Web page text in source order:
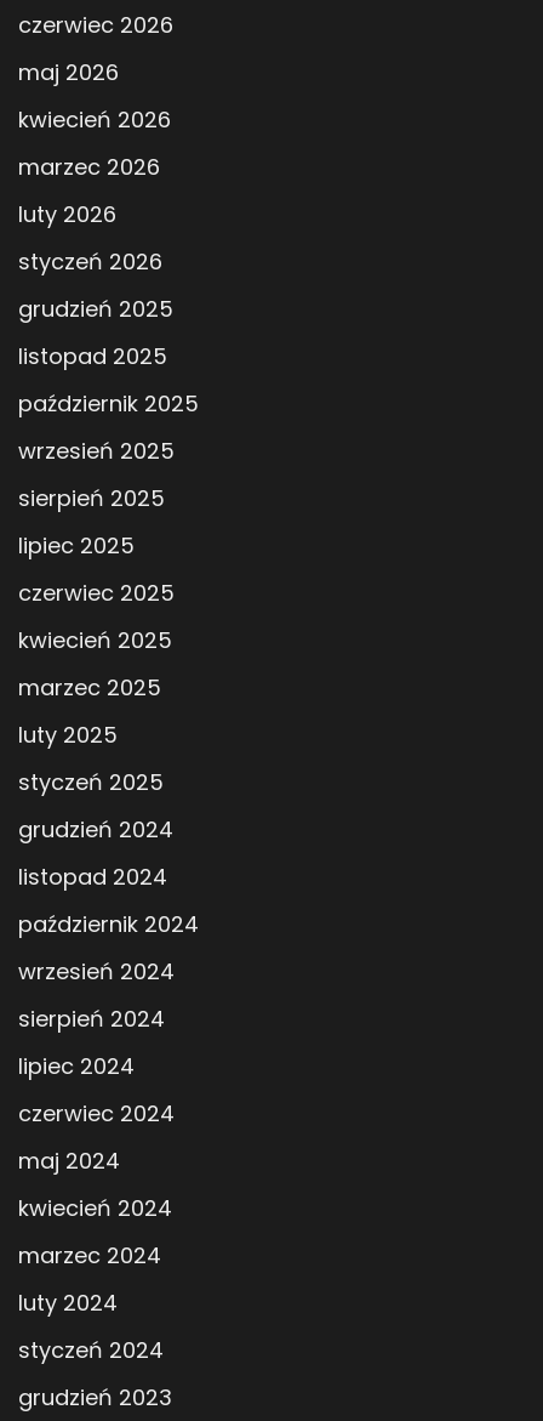
czerwiec 2026
maj 2026
kwiecień 2026
marzec 2026
luty 2026
styczeń 2026
grudzień 2025
listopad 2025
październik 2025
wrzesień 2025
sierpień 2025
lipiec 2025
czerwiec 2025
kwiecień 2025
marzec 2025
luty 2025
styczeń 2025
grudzień 2024
listopad 2024
październik 2024
wrzesień 2024
sierpień 2024
lipiec 2024
czerwiec 2024
maj 2024
kwiecień 2024
marzec 2024
luty 2024
styczeń 2024
grudzień 2023